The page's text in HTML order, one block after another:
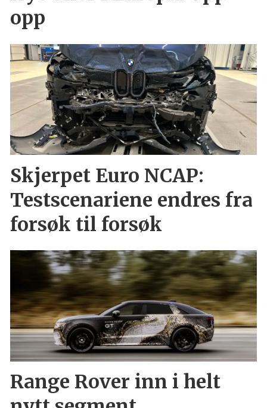
opp
Skjerpet Euro NCAP:
Testscenariene endres fra
forsøk til forsøk
Range Rover inn i helt